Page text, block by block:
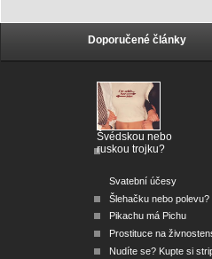
Doporučené články
Švédskou nebo
ruskou trojku?
Svatební účesy
Šlehačku nebo polevu?
Pikachu má Pichu
Prostituce na
Nudíte se? Kupte si